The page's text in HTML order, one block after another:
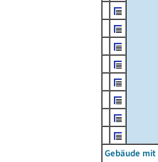
Gebäude mit